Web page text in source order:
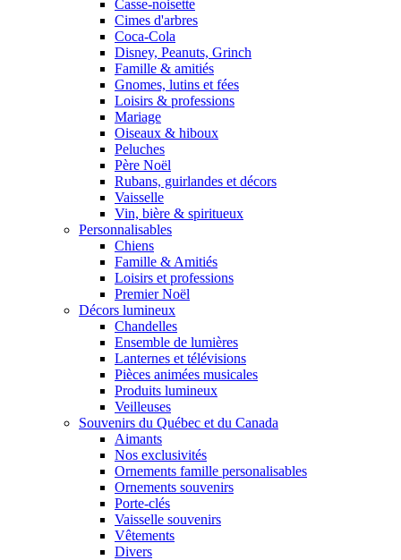
Casse-noisette
Cimes d'arbres
Coca-Cola
Disney, Peanuts, Grinch
Famille & amitiés
Gnomes, lutins et fées
Loisirs & professions
Mariage
Oiseaux & hiboux
Peluches
Père Noël
Rubans, guirlandes et décors
Vaisselle
Vin, bière & spiritueux
Personnalisables
Chiens
Famille & Amitiés
Loisirs et professions
Premier Noël
Décors lumineux
Chandelles
Ensemble de lumières
Lanternes et télévisions
Pièces animées musicales
Produits lumineux
Veilleuses
Souvenirs du Québec et du Canada
Aimants
Nos exclusivités
Ornements famille personalisables
Ornements souvenirs
Porte-clés
Vaisselle souvenirs
Vêtements
Divers